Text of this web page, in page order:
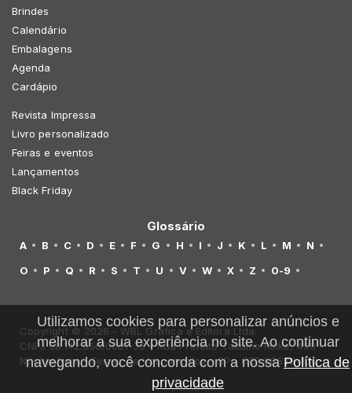
Brindes
Calendário
Embalagens
Agenda
Cardápio
Revista Impressa
Livro personalizado
Feiras e eventos
Lançamentos
Black Friday
Glossário
A B C D E F G H I J K L M
N
O
P Q R S T U V W X Z 0-9
Copyright © 2026 - WBL Gráfica e Editora Ltda.
CNPJ 08.142.850/0001-36 - Rua Prefeito Takume Koike, 499 -
Núcleo Itaim - Ferraz de Vasconcelos - SP - CEP 08538-100
Utilizamos cookies para personalizar anúncios e
melhorar a sua experiência no site. Ao continuar
navegando, você concorda com a nossaPolítica de
privacidade